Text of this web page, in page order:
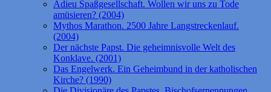
Adieu Spaßgesellschaft. Wollen wir uns zu Tode
amüsieren? (2004)
Mythos Marathon. 2500 Jahre Langstreckenlauf.
(2004)
Der nächste Papst. Die geheimnisvolle Welt des
Konklave. (2001)
Das Engelwerk. Ein Geheimbund in der katholischen
Kirche? (1990)